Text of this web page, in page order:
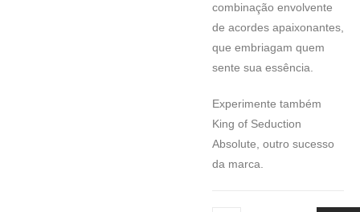
combinação envolvente
de acordes apaixonantes,
que embriagam quem
sente sua essência.
Experimente também
King of Seduction
Absolute, outro sucesso
da marca.